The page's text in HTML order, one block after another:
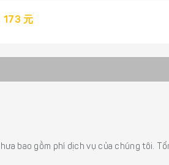
173 元
bao gồm phí dịch vụ của chúng tôi.